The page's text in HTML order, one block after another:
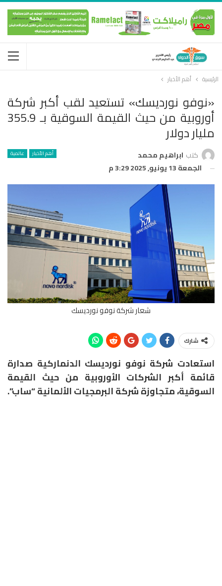
الرئيسية أهم الأخبار
«نوفو نورديسك» تستعيد لقب أكبر شركة
أوروبية من حيث القيمة السوقية بـ 355.9
مليار دولار
أهم الأخبار عالمية كتب ابراهيم محمد
الجمعة 13 يونيو, 2025 3:29 م
شعار شركة نوفو نورديسك
شارك
استعادت شركة نوفو نورديسك الدنماركية صدارة
قائمة أكبر الشركات الأوروبية من حيث القيمة
السوقية، متجاوزة شركة البرمجيات الألمانية “ساب”.